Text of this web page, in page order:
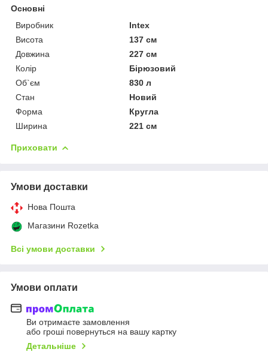
Основні
Виробник
Intex
Висота
137 см
Довжина
227 см
Колір
Бірюзовий
Об`єм
830 л
Стан
Новий
Форма
Кругла
Ширина
221 см
Приховати
Умови доставки
Нова Пошта
Магазини Rozetka
Всі умови доставки
Умови оплати
Ви отримаєте замовлення
або гроші повернуться на вашу картку
Детальніше